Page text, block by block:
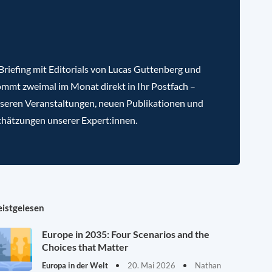
mit Editorials von Lucas Guttenberg und
zweimal im Monat direkt in Ihr Postfach –
Veranstaltungen, neuen Publikationen und
unserer Expert:innen.
Europe in 2035: Four Scenarios and the
Choices that Matter
Europa in der Welt 20. Mai 2026 Nathan